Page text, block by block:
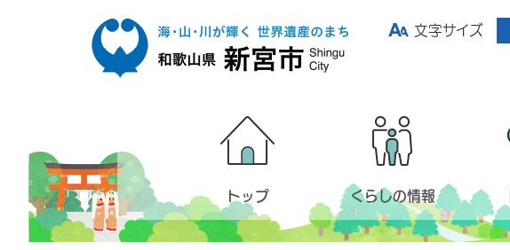
文字サイズ
トップ くらしの情報